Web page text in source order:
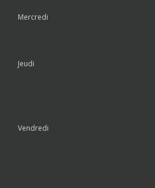
Mercredi
Jeudi
Vendredi